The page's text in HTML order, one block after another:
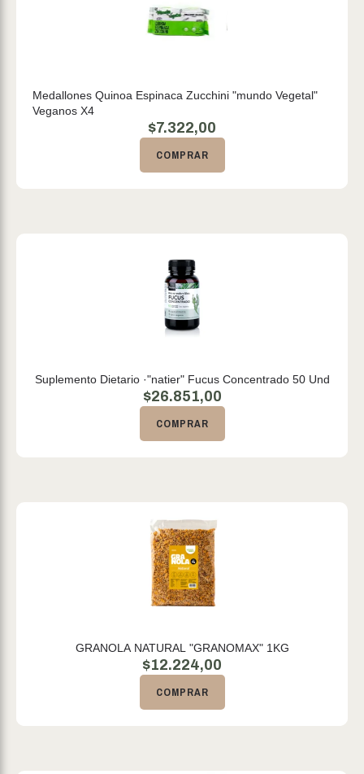
Medallones Quinoa Espinaca Zucchini "mundo Vegetal"
Veganos X4
$7.322,00
COMPRAR
Suplemento Dietario ·"natier" Fucus Concentrado 50 Und
$26.851,00
COMPRAR
GRANOLA NATURAL "GRANOMAX" 1KG
$12.224,00
COMPRAR